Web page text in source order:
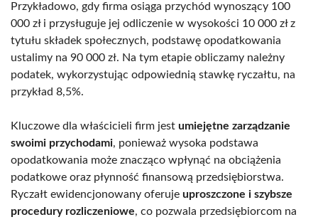
Przykładowo, gdy firma osiąga przychód wynoszący 100
000 zł i przysługuje jej odliczenie w wysokości 10 000 zł z
tytułu składek społecznych, podstawę opodatkowania
ustalimy na 90 000 zł. Na tym etapie obliczamy należny
podatek, wykorzystując odpowiednią stawkę ryczałtu, na
przykład 8,5%.
Kluczowe dla właścicieli firm jest umiejętne zarządzanie
swoimi przychodami, ponieważ wysoka podstawa
opodatkowania może znacząco wpłynąć na obciążenia
podatkowe oraz płynność finansową przedsiębiorstwa.
Ryczałt ewidencjonowany oferuje uproszczone i szybsze
procedury rozliczeniowe, co pozwala przedsiębiorcom na